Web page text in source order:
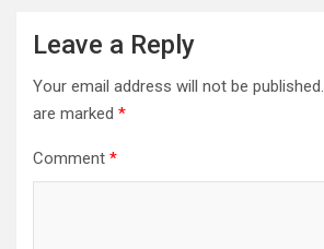
Leave a Reply
Your email address will not be published.
are marked *
Comment *